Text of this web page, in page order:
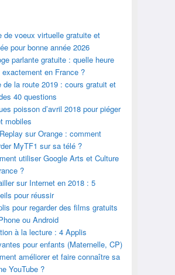
de voeux virtuelle gratuite et
pour bonne année 2026
parlante gratuite : quelle heure
en France ?
de la route 2019 : cours gratuit et
40 questions
poisson d’avril 2018 pour piéger
mobiles
sur Orange : comment
MyTF1 sur sa télé ?
utiliser Google Arts et Culture
?
sur Internet en 2018 : 5
pour réussir
pour regarder des films gratuits
ou Android
à la lecture : 4 Applis
pour enfants (Maternelle, CP)
améliorer et faire connaître sa
YouTube ?